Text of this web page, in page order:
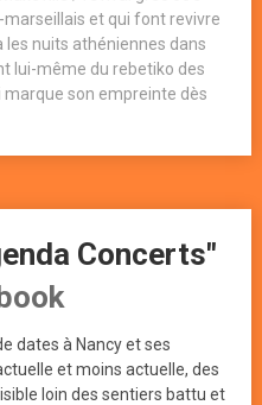
marseillais et qui font revivre
les nuits athéniennes dans
lui-même du rebetiko des
marque son empreinte dès
Concerts"
dates à Nancy et ses
et moins actuelle, des
loin des sentiers battu et